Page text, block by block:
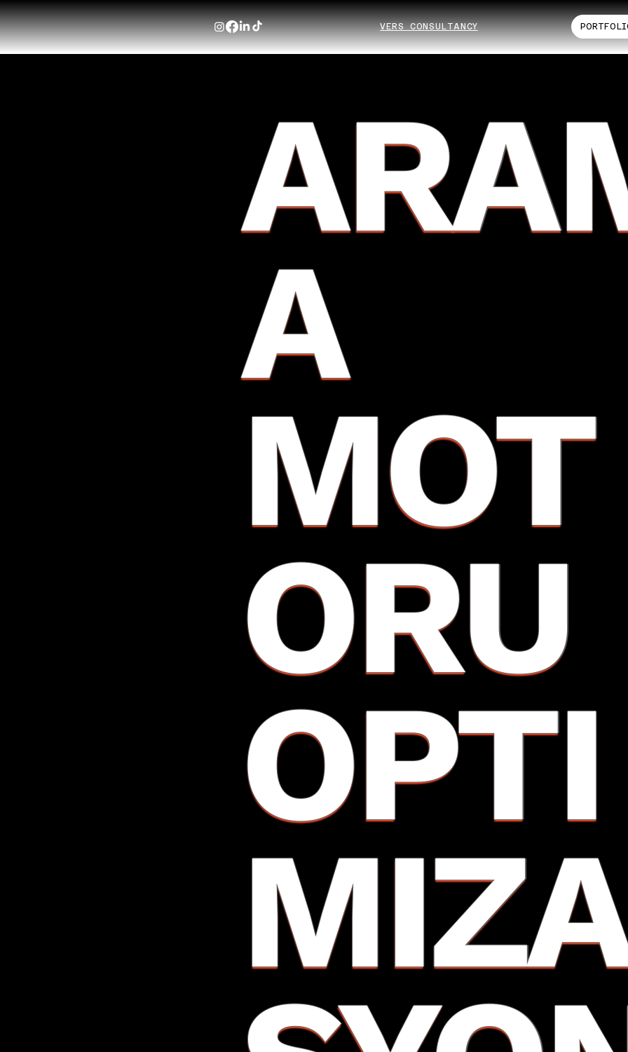
VERS CONSULTANCY
A
MOT
ORU
OPTI